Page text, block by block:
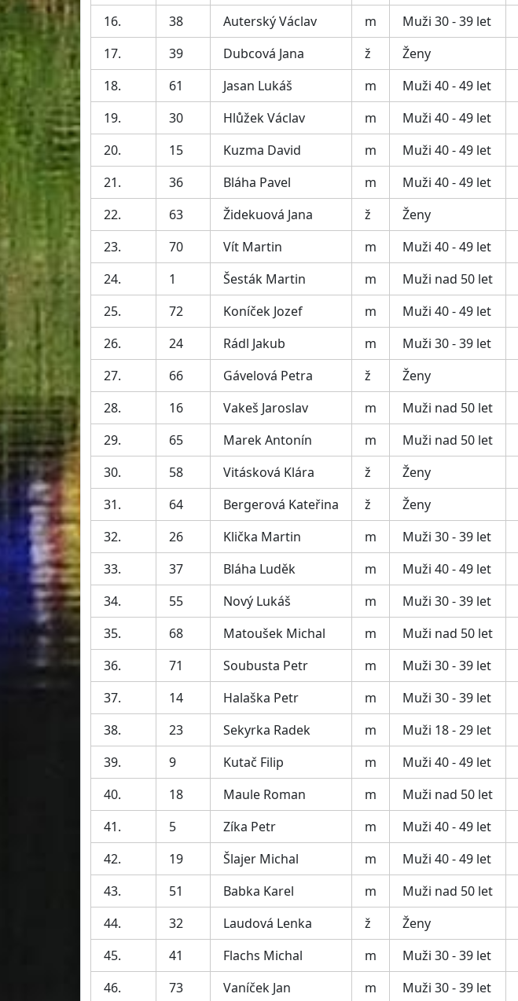
16.
38 Auterský Václav m Muži 30 - 39 let
17.
39 Dubcová Jana ž Ženy
18.
61 Jasan Lukáš m Muži 40 - 49 let
19.
30 Hlůžek Václav m Muži 40 - 49 let
20.
15 Kuzma David m Muži 40 - 49 let
21.
36 Bláha Pavel m Muži 40 - 49 let
22.
63 Židekuová Jana ž Ženy
23.
70 Vít Martin m Muži 40 - 49 let
24.
1 Šesták Martin m Muži nad 50 let
25.
72 Koníček Jozef m Muži 40 - 49 let
26.
24 Rádl Jakub m Muži 30 - 39 let
27.
66 Gávelová Petra ž Ženy
28.
16 Vakeš Jaroslav m Muži nad 50 let
29.
65 Marek Antonín m Muži nad 50 let
30.
58 Vitásková Klára ž Ženy
31.
64 Bergerová Kateřina ž Ženy
32.
26 Klička Martin m Muži 30 - 39 let
33.
37 Bláha Luděk m Muži 40 - 49 let
34.
55 Nový Lukáš m Muži 30 - 39 let
35.
68 Matoušek Michal m Muži nad 50 let
36.
71 Soubusta Petr m Muži 30 - 39 let
37.
14 Halaška Petr m Muži 30 - 39 let
38.
23 Sekyrka Radek m Muži 18 - 29 let
39.
9 Kutač Filip m Muži 40 - 49 let
40.
18 Maule Roman m Muži nad 50 let
41.
5 Zíka Petr m Muži 40 - 49 let
42.
19 Šlajer Michal m Muži 40 - 49 let
43.
51 Babka Karel m Muži nad 50 let
44.
32 Laudová Lenka ž Ženy
45.
41 Flachs Michal m Muži 30 - 39 let
46.
73 Vaníček Jan m Muži 30 - 39 let